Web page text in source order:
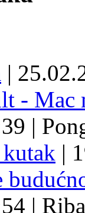
|
- Mac
|
|
| Riba